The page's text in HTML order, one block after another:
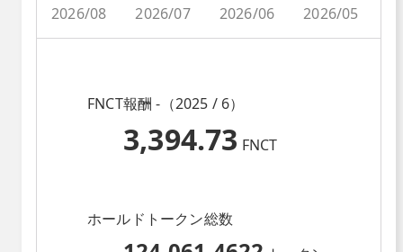
2026/08 2026/07 2026/06 2026/05
FNCT報酬 -（2025 / 6）
3,394.73 FNCT
ホールドトークン総数